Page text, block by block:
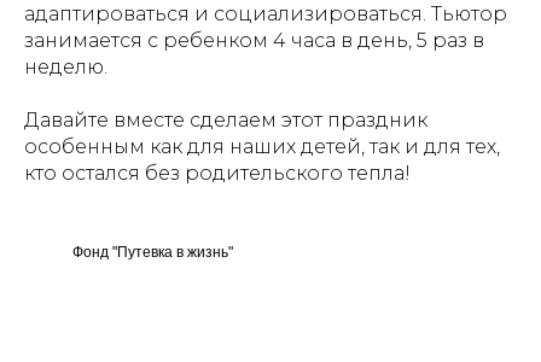
адаптироваться и социализироваться. Тьютор
занимается с ребенком 4 часа в день, 5 раз в
неделю.
Давайте вместе сделаем этот праздник
особенным как для наших детей, так и для тех,
кто остался без родительского тепла!
Фонд "Путевка в жизнь"